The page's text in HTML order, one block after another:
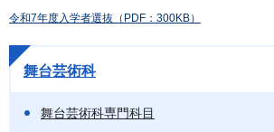
令和7年度入学者選抜（PDF：300KB）
舞台芸術科
舞台芸術科専門科目